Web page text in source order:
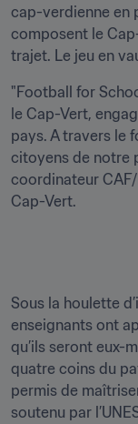
cap-verdienne en
composent le
trajet. Le jeu en
"Football for
le Cap-Vert,
pays. A travers le
citoyens de notre
coordinateur
Cap-Vert.
Sous la houlette
enseignants ont
qu’ils seront eux-
quatre coins du
permis de
soutenu par